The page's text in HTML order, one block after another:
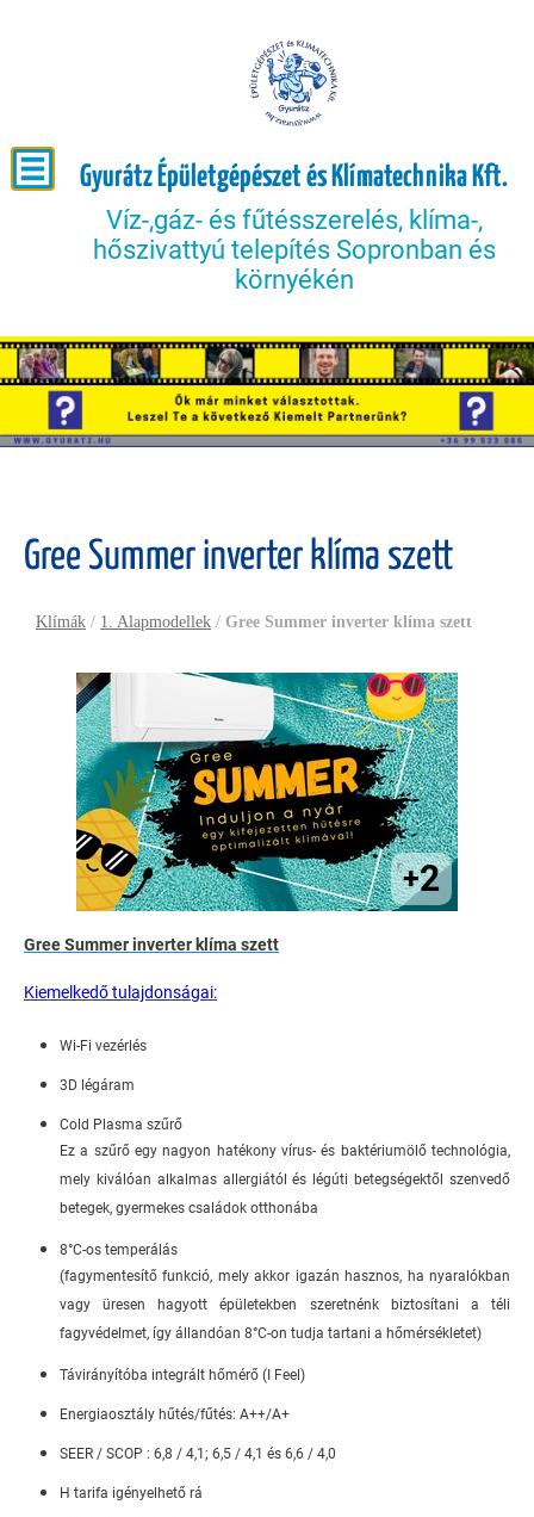
Gyurátz Épületgépészet és Klímatechnika Kft.
Víz-,gáz- és fűtésszerelés, klíma-,
hőszivattyú telepítés Sopronban és
környékén
Gree Summer inverter klíma szett
Klímák / 1. Alapmodellek / Gree Summer inverter klíma szett
Gree Summer inverter klíma szett
Kiemelkedő tulajdonságai:
Wi-Fi vezérlés
3D légáram
Cold Plasma szűrő
Ez a szűrő egy nagyon hatékony vírus- és baktériumölő technológia,
mely kiválóan alkalmas allergiától és légúti betegségektől szenvedő
betegek, gyermekes családok otthonába
8°C-os temperálás
(fagymentesítő funkció, mely akkor igazán hasznos, ha nyaralókban
vagy üresen hagyott épületekben szeretnénk biztosítani a téli
fagyvédelmet, így állandóan 8°C-on tudja tartani a hőmérsékletet)
Távirányítóba integrált hőmérő (I Feel)
Energiaosztály hűtés/fűtés: A++/A+
SEER / SCOP : 6,8 / 4,1; 6,5 / 4,1 és 6,6 / 4,0
H tarifa igényelhető rá
+2